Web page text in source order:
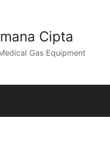
Cipta
Gas Equipment